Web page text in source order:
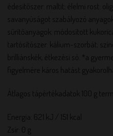
édesítőszer: maltit; élelmi rost:
savanyúságot szabályozó
sűrítőanyagok: módosított
tartósítószer: kálium-szorbát;
brilliánskék, étkezési só. *a
figyelmére káros hatást
Átlagos tápértékadatok 100 g
Energia: 621 kJ / 151 kcal
Zsír: 0 g